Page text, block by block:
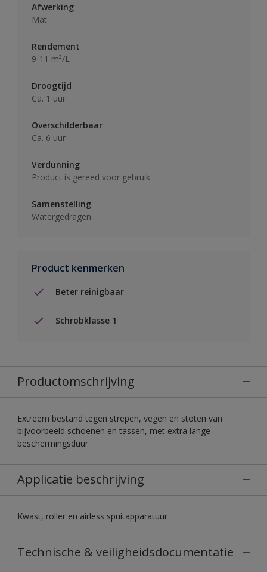
Afwerking
Mat
Rendement
9-11 m²/L
Droogtijd
Ca. 1 uur
Overschilderbaar
Ca. 6 uur
Verdunning
Product is gereed voor gebruik
Samenstelling
Watergedragen
Product kenmerken
Beter reinigbaar
Schrobklasse 1
Productomschrijving
Extreem bestand tegen strepen, vegen en stoten van
bijvoorbeeld schoenen en tassen, met extra lange
beschermingsduur
Applicatie beschrijving
Kwast, roller en airless spuitapparatuur
Technische & veiligheidsdocumentatie